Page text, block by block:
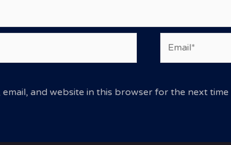
email, and website in this browser for the next time